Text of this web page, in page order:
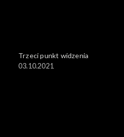
Trzeci punkt widzenia
03.10.2021